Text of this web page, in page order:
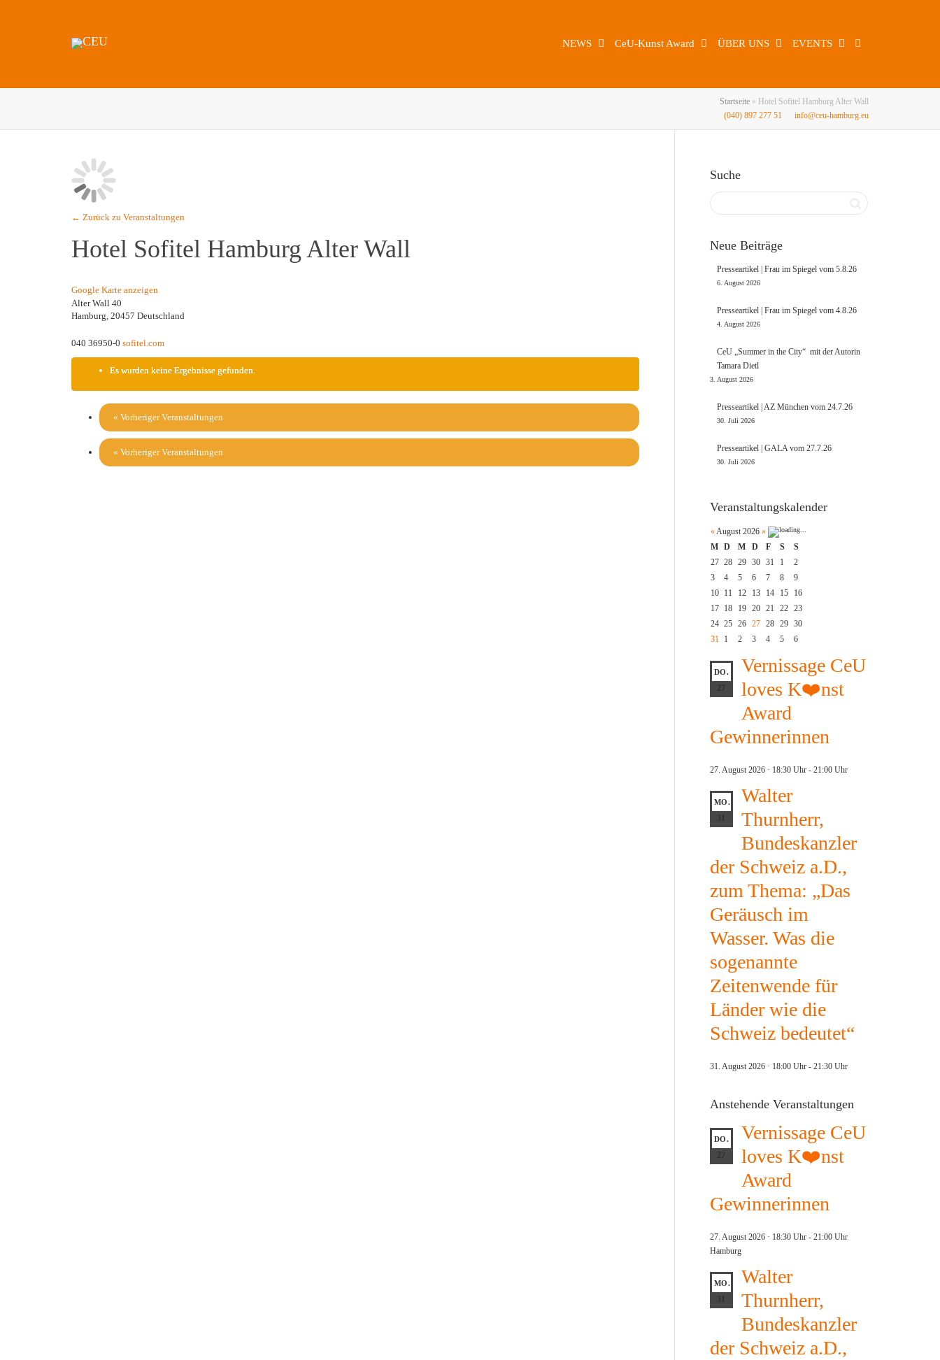
NEWS CeU-Kunst Award ÜBER UNS EVENTS
Startseite » Hotel Sofitel Hamburg Alter Wall
(040) 897 277 51
info@ceu-hamburg.eu
← Zurück zu Veranstaltungen
Hotel Sofitel Hamburg Alter Wall
Google Karte anzeigen
Alter Wall 40
Hamburg, 20457 Deutschland
040 36950-0 sofitel.com
Es wurden keine Ergebnisse gefunden.
« Vorheriger Veranstaltungen
« Vorheriger Veranstaltungen
Suche
Neue Beiträge
Presseartikel | Frau im Spiegel vom 5.8.26
6. August 2026
Presseartikel | Frau im Spiegel vom 4.8.26
4. August 2026
CeU „Summer in the City“ mit der Autorin
Tamara Dietl
3. August 2026
Presseartikel | AZ München vom 24.7.26
30. Juli 2026
Presseartikel | GALA vom 27.7.26
30. Juli 2026
Veranstaltungskalender
«August 2026 »
M
D M D F S
S
27 28 29 30 31 1
2
3
4 5 6 7 8
9
10
11 12 13 14 15
16
17
18 19 20 21 22
23
24 25 26 27 28 29
30
31
1 2 3 4 5 6
DO.
27
Vernissage CeU
loves K❤️nst
Award
Gewinnerinnen
27. August 2026 · 18:30 Uhr- 21:00 Uhr
MO.
Walter
Thurnherr,
Bundeskanzler
der Schweiz a.D.,
zum Thema: „Das
Geräusch im
Wasser. Was die
sogenannte
Zeitenwende für
Länder wie die
Schweiz bedeutet“
31. August 2026 · 18:00 Uhr- 21:30 Uhr
Anstehende Veranstaltungen
DO.
27
Vernissage CeU
loves K❤️nst
Award
Gewinnerinnen
27. August 2026 · 18:30 Uhr- 21:00 Uhr
Hamburg
MO.
Walter
Thurnherr,
Bundeskanzler
der Schweiz a.D.,